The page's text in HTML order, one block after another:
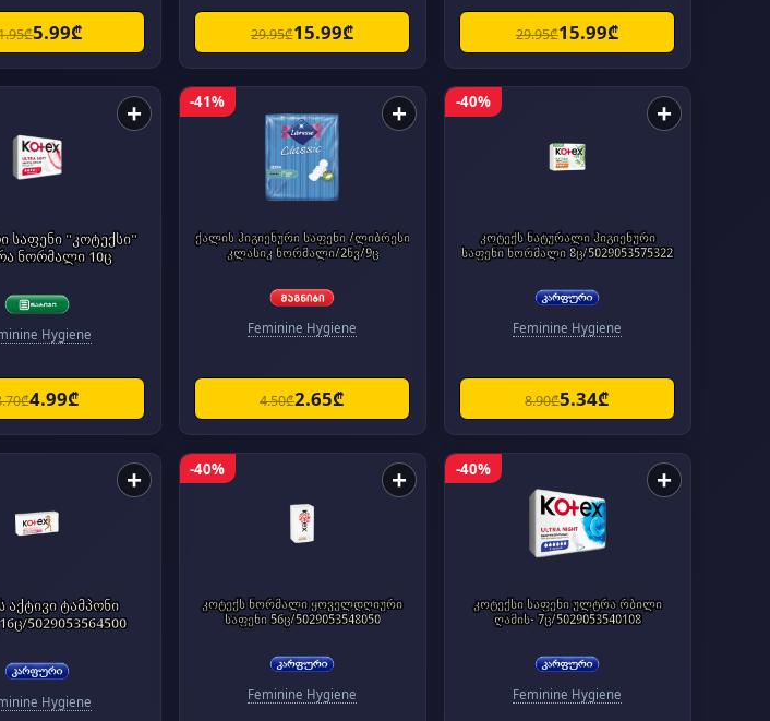
5.99₾ 29.95₾15.99₾ 29.95₾15.99₾
+
საფენი "კოტექსი"
ნორმალი 10ც
Hygiene
4.99₾
-41% +
ქალის ჰიგიენური საფენი /ლიბრესი
კლასიკ ნორმალი/2წვ/9ც
Feminine Hygiene
4.50₾2.65₾
-40% +
კოტექს ნატურალი ჰიგიენური
საფენი ნორმალი 8ც/5029053575322
Feminine Hygiene
8.90₾5.34₾
+
აქტივი ტამპონი
5029053564500
Hygiene
-40% +
კოტექს ნორმალი ყოველდღიური
საფენი 56ც/5029053548050
Feminine Hygiene
-40% +
კოტექსი საფენი ულტრა რბილი
ღამის- 7ც/5029053540108
Feminine Hygiene